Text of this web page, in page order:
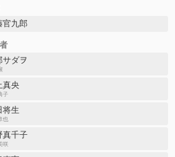
官九郎
サダヲ
真央
子
将生
也
真千子
咲